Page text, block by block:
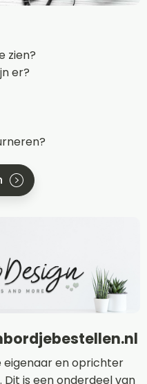
zien?
er?
eigenaar en oprichter
is een onderdeel van